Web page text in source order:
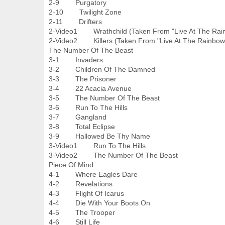
2-9 Purgatory
2-10 Twilight Zone
2-11 Drifters
2-Video1 Wrathchild (Taken From "Live At The
2-Video2 Killers (Taken From "Live At The
The Number Of The Beast
3-1 Invaders
3-2 Children Of The Damned
3-3 The Prisoner
3-4 22 Acacia Avenue
3-5 The Number Of The Beast
3-6 Run To The Hills
3-7 Gangland
3-8 Total Eclipse
3-9 Hallowed Be Thy Name
3-Video1 Run To The Hills
3-Video2 The Number Of The Beast
Piece Of Mind
4-1 Where Eagles Dare
4-2 Revelations
4-3 Flight Of Icarus
4-4 Die With Your Boots On
4-5 The Trooper
4-6 Still Life